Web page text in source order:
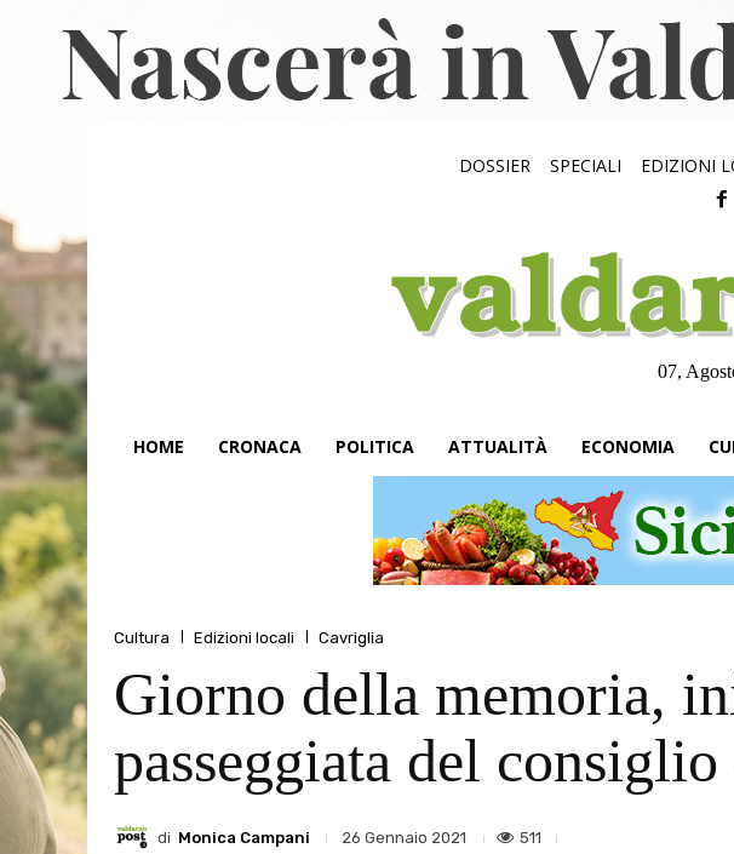
DOSSIER SPECIALI EDIZIONI
07,
HOME CRONACA POLITICA ATTUALITÀ ECONOMIA
Cultura Edizioni locali Cavriglia
Giorno della memoria,
passeggiata del
di Monica Campani 26 Gennaio 2021 511